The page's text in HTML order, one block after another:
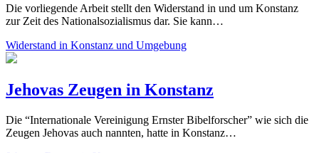
Die vorliegende Arbeit stellt den Widerstand in und um Konstanz
zur Zeit des National­sozialismus dar. Sie kann…
Widerstand in Konstanz und Umgebung
Jehovas Zeugen in Konstanz
Die “Internationale Vereinigung Ernster Bibelforscher” wie sich die
Zeugen Jehovas auch nannten, hatte in Konstanz…